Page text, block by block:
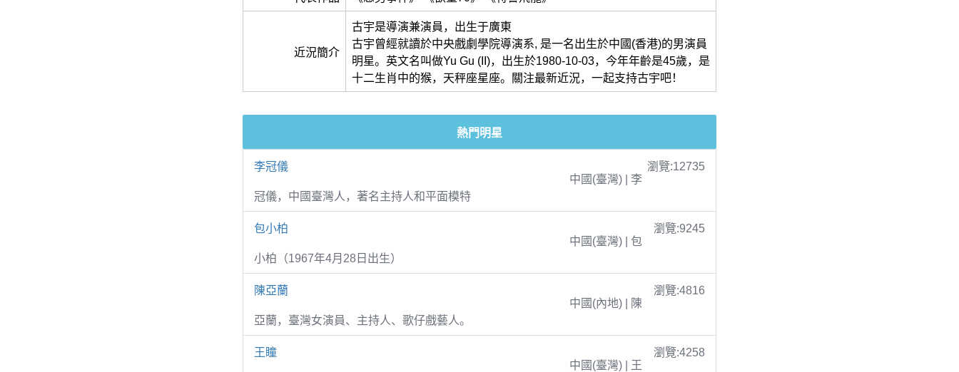
近況簡介
古宇是導演兼演員，出生于廣東
古宇曾經就讀於中央戲劇學院導演系, 是一名出生於中國(香港)的男演員
明星。英文名叫做Yu Gu (II)，出生於1980-10-03，今年年齡是45歲，是
十二生肖中的猴，天秤座星座。關注最新近況，一起支持古宇吧！
熱門明星
李冠儀
瀏覽:12735
中國(臺灣) | 李
冠儀，中國臺灣人，著名主持人和平面模特
包小柏
瀏覽:9245
中國(臺灣) | 包
小柏（1967年4月28日出生）
陳亞蘭
瀏覽:4816
中國(內地) | 陳
亞蘭，臺灣女演員、主持人、歌仔戲藝人。
王瞳
瀏覽:4258
中國(臺灣) | 王